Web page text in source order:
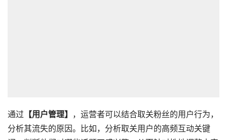
通过 【用户管理】
，运营者可以结合取关粉丝的用户行为，
分析其流失的原因。比如，分析取关用户的高频互动关键